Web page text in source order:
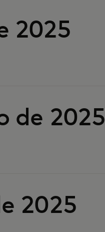
2025
de 2025
2025